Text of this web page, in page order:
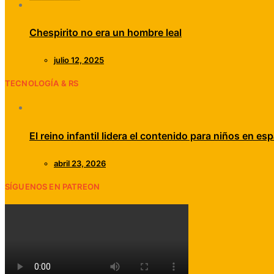
Chespirito no era un hombre leal
julio 12, 2025
TECNOLOGÍA & RS
El reino infantil lidera el contenido para niños en
abril 23, 2026
SÍGUENOS EN PATREON